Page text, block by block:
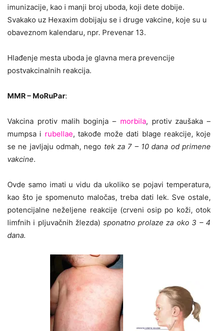
imunizacije, kao i manji broj uboda, koji dete dobije.
Svakako uz Hexaxim dobijaju se i druge vakcine, koje su u
obaveznom kalendaru, npr. Prevenar 13.
Hlađenje mesta uboda je glavna mera prevencije
postvakcinalnih reakcija.
MMR – MoRuPar:
Vakcina protiv malih boginja – morbila, protiv zaušaka –
mumpsa i rubellae, takođe može dati blage reakcije, koje
se ne javljaju odmah, nego tek za 7 – 10 dana od primene
vakcine.
Ovde samo imati u vidu da ukoliko se pojavi temperatura,
kao što je spomenuto maločas, treba dati lek. Sve ostale,
potencijalne neželjene reakcije (crveni osip po koži, otok
limfnih i pljuvačnih žlezda) sponatno prolaze za oko 3 – 4
dana.